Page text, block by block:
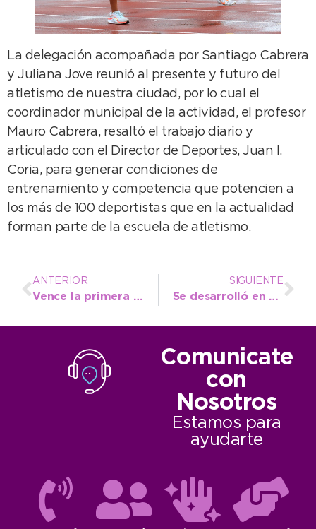
La delegación acompañada por Santiago Cabrera
y Juliana Jove reunió al presente y futuro del
atletismo de nuestra ciudad, por lo cual el
coordinador municipal de la actividad, el profesor
Mauro Cabrera, resaltó el trabajo diario y
articulado con el Director de Deportes, Juan I.
Coria, para generar condiciones de
entrenamiento y competencia que potencien a
los más de 100 deportistas que en la actualidad
forman parte de la escuela de atletismo.
ANTERIOR
Vence la primera cuota del permiso de ocupación de dársenas en Necochea
SIGUIENTE
Se desarrolló en Necochea la jornada de Inscripción al Registro de Hotelería y Afines
Comunicate
con
Nosotros
Estamos para
ayudarte